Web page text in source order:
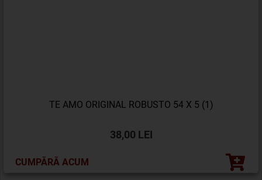
TE AMO ORIGINAL ROBUSTO 54 X 5 (1)
38,00 LEI
CUMPĂRĂ ACUM